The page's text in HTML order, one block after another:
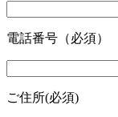
電話番号（必須）
ご住所(必須)